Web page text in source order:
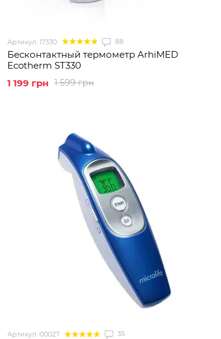
Артикул: 17330 88
Бесконтактный термометр ArhiMED
Ecotherm ST330
1 599 грн
1 199 грн
Артикул: 00027 35